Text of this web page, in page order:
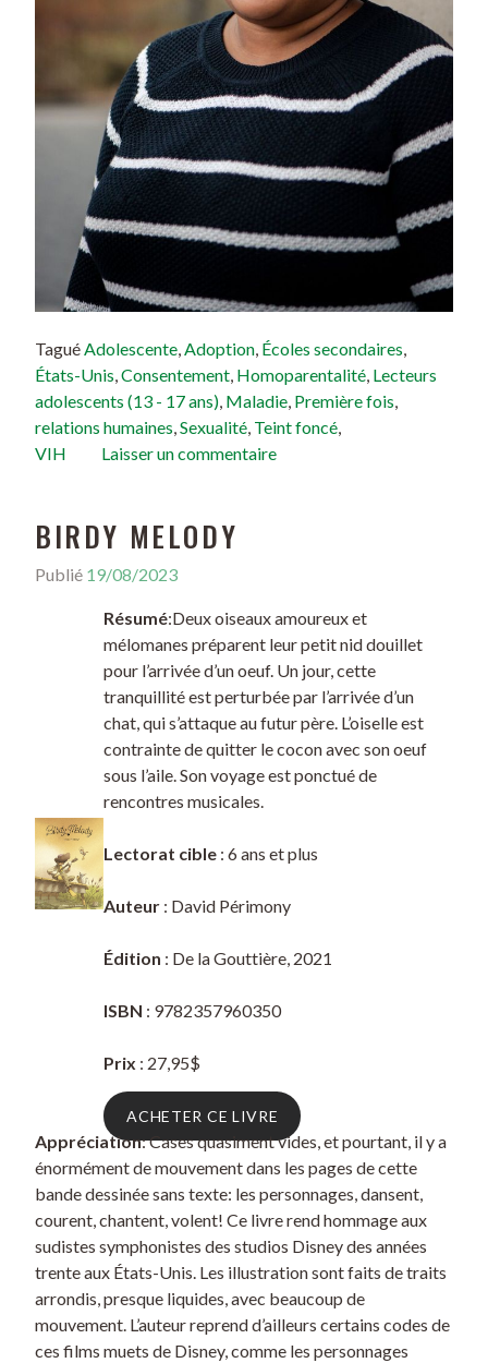
TaguéAdolescente,Adoption, Écoles secondaires,
États-Unis,Consentement, Homoparentalité, Lecteurs
adolescents (13 - 17 ans), Maladie, Première fois,
relations humaines,Sexualité, Teint foncé,
VIH
Laisser un commentaire
BIRDY MELODY
Publié 19/08/2023
Résumé:Deux oiseaux amoureux et
mélomanes préparent leur petit nid douillet
pour l’arrivée d’un oeuf. Un jour, cette
tranquillité est perturbée par l’arrivée d’un
chat, qui s’attaque au futur père. L’oiselle est
contrainte de quitter le cocon avec son oeuf
sous l’aile. Son voyage est ponctué de
rencontres musicales.
Lectorat cible : 6 ans et plus
Auteur : David Périmony
Édition : De la Gouttière, 2021
ISBN : 9782357960350
Prix : 27,95$
ACHETER CE LIVRE
Appréciation: Cases quasiment vides, et pourtant, il y a
énormément de mouvement dans les pages de cette
bande dessinée sans texte: les personnages, dansent,
courent, chantent, volent! Ce livre rend hommage aux
sudistes symphonistes des studios Disney des années
trente aux États-Unis. Les illustration sont faits de traits
arrondis, presque liquides, avec beaucoup de
mouvement. L’auteur reprend d’ailleurs certains codes de
ces films muets de Disney, comme les personnages